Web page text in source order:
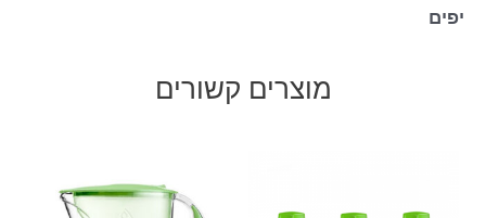
יפים
מוצרים קשורים